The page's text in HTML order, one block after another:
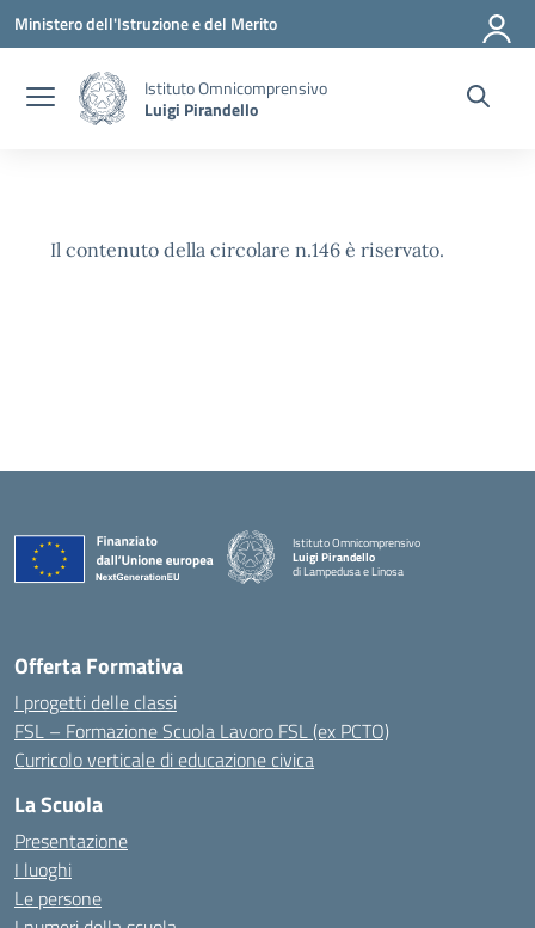
Vai ai contenuti
Vai al menu di navigazione
Vai al footer
Ministero dell'Istruzione e del Merito
Istituto Omnicomprensivo
Luigi Pirandello
Il contenuto della circolare n.146 è riservato.
Istituto Omnicomprensivo
Luigi Pirandello
di Lampedusa e Linosa
Offerta Formativa
I progetti delle classi
FSL – Formazione Scuola Lavoro FSL (ex PCTO)
Curricolo verticale di educazione civica
La Scuola
Presentazione
I luoghi
Le persone